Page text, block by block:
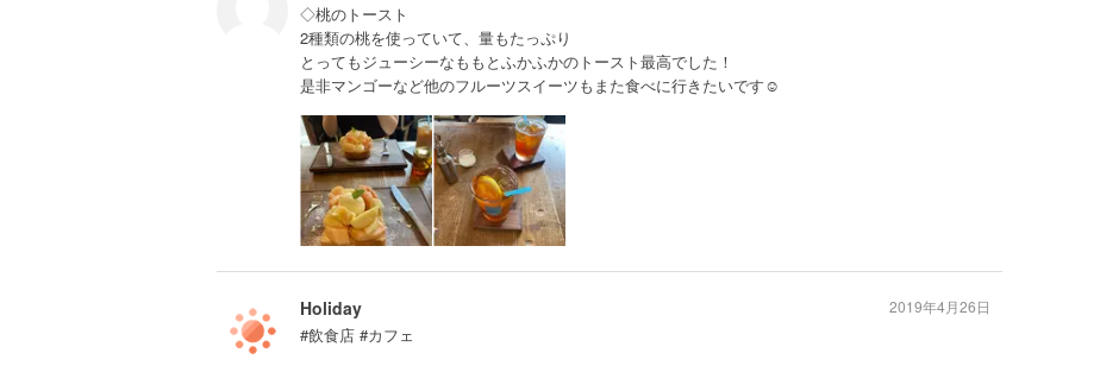
◇桃のトースト
ㅤ2種類の桃を使っていて、量もたっぷり
とってもジューシーなももとふかふかのトースト最高でした！
是非マンゴーなど他のフルーツスイーツもまた食べに行きたいです☺️
Holiday
#飲食店 #カフェ
2019年4月26日